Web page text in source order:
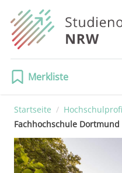
Merkliste
Startseite /
Fachhochschule Dortmund